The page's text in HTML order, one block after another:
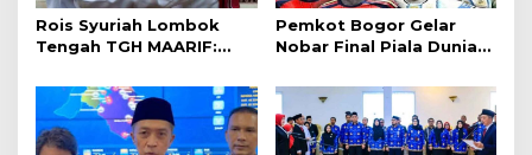
Rois Syuriah Lombok
Tengah TGH MAARIF:
Abad Kedua NU”
Pemkot Bogor Gelar
Nobar Final Piala Dunia